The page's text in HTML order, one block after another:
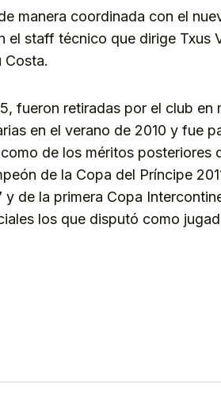
manera coordinada con el
el staff técnico que dirige Txus
Costa.
fueron retiradas por el club en
en el verano de 2010 y fue
de los méritos posteriores
de la Copa del Príncipe
y de la primera Copa
los que disputó como